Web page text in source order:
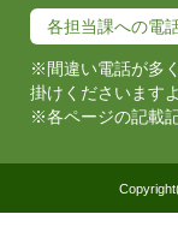
各担当課への電
※間違い電話が多
掛けくださいます
※各ページの記載